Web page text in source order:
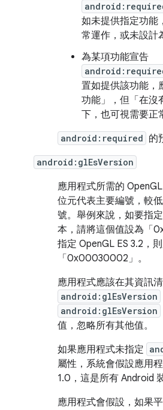
如未提供指定功能
常運作，或未設計
為某項功能宣告
置如提供該功能，
功能」
，但「在
下，也可視需要正
android:required 的
android:glEsVersion
應用程式所需的
位元代表主要編號，較
號。舉例來說，如要指
本，請將這個值設為「
指定 OpenGL ES 3.2，
「0x00030002」。
應用程式應該在其資訊
android:glEsVersion
android:glEsVersion
值，忽略所有其他值。
如果應用程式未指定
屬性，系統會假設應用
1.0，這是所有 Android
應用程式會假設，如果